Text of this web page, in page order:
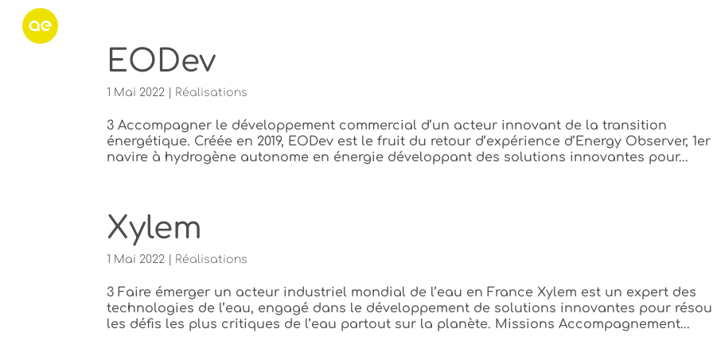
EODev
1 Mai 2022 Réalisations
3 Accompagner le développement commercial d’un acteur innovant de la transition
énergétique. Créée en 2019, EODev est le fruit du retour d’expérience d’Energy Observer, 1er
navire à hydrogène autonome en énergie développant des solutions innovantes pour...
Xylem
1 Mai 2022 Réalisations
3 Faire émerger un acteur industriel mondial de l’eau en France Xylem est un expert des
technologies de l’eau, engagé dans le développement de solutions innovantes pour
les défis les plus critiques de l’eau partout sur la planète. Missions Accompagnement...